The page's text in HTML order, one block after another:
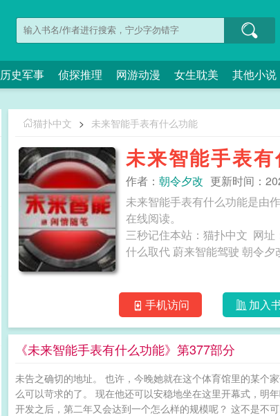
历史军事 侦探推理 网游动漫 女生耽美 其他小说
猫扑中文 > 未来智能手表有什么功能
未来智能手表
作者： 朝令夕改 更新时间：
未来智能手表有什么功能是由
在线阅读。
三秒记住本站：猫扑中文 网址：www.mpzw.la 未来智能家居的畅
什么取代 蔚来智能驾驶 朝令夕
手机访问 加入
《未来智能手表有什么功能》第377部分
未告之确切的地址。 也许，今晚她就在这个体育馆里的某个
么可以苛求的了。 现在他还可以安稳地坐在这里开幕式，明
开发之后，第二年又会达到一个怎么样的规模呢？ 这不是不